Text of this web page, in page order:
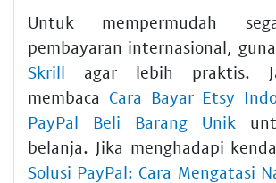
Untuk mempermudah
pembayaran internasional,
Skrill agar lebih praktis.
membaca Cara Bayar Etsy
PayPal Beli Barang Unik
belanja. Jika menghadapi
Solusi PayPal: Cara Mengatasi